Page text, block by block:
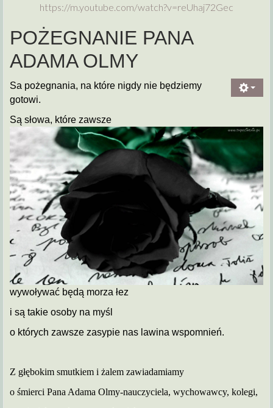
https://m.youtube.com/watch?v=reUhaj72Gec
POŻEGNANIE PANA
ADAMA OLMY
Sa pożegnania, na które nigdy nie będziemy
gotowi.
Są słowa, które zawsze
wywoływać będą morza łez
i są takie osoby na myśl
o których zawsze zasypie nas lawina wspomnień.
Z głębokim smutkiem i żalem zawiadamiamy
o śmierci Pana Adama Olmy-nauczyciela, wychowawcy, kolegi,